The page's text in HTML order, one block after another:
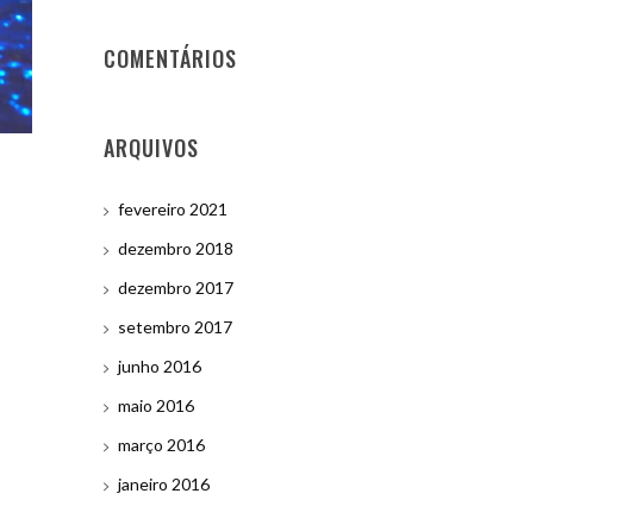
COMENTÁRIOS
ARQUIVOS
fevereiro 2021
dezembro 2018
dezembro 2017
setembro 2017
junho 2016
maio 2016
março 2016
janeiro 2016